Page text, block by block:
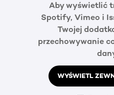
Aby wyświetlić
Spotify, Vimeo i
Twojej
przechowywanie
WYŚWIETL